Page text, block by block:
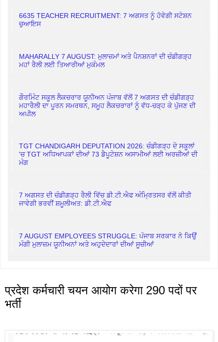
6635 TEACHER RECRUITMENT: 7 ਅਗਸਤ ਨੂੰ ਹੋਵੇਗੀ ਸਟੇਸ਼ਨ
ਚੁਆਇਸ
MAHARALLY 7 AUGUST: ਮੁਲਾਜ਼ਮਾਂ ਅਤੇ ਪੈਨਸ਼ਨਰਾਂ ਦੀ ਚੰਡੀਗੜ੍ਹ
ਮਹਾਂ ਰੈਲੀ ਲਈ ਤਿਆਰੀਆਂ ਮੁਕੰਮਲ
ਗੌਰਮਿੰਟ ਸਕੂਲ ਲੈਕਚਰਾਰ ਯੂਨੀਅਨ ਪੰਜਾਬ ਵੱਲੋਂ 7 ਅਗਸਤ ਦੀ ਚੰਡੀਗੜ੍ਹ
ਮਹਾਰੈਲੀ ਦਾ ਪੂਰਨ ਸਮਰਥਨ, ਸਮੂਹ ਲੈਕਚਰਾਰਾਂ ਨੂੰ ਵੱਧ-ਚੜ੍ਹ ਕੇ ਪੁੱਜਣ ਦੀ
ਅਪੀਲ
TGT CHANDIGARH DEPUTATION 2026: ਚੰਡੀਗੜ੍ਹ ਦੇ ਸਕੂਲਾਂ
'ਚ TGT ਅਧਿਆਪਕਾਂ ਦੀਆਂ 73 ਡੈਪੂਟੇਸ਼ਨ ਅਸਾਮੀਆਂ ਲਈ ਅਰਜ਼ੀਆਂ ਦੀ
ਮੰਗ
7 ਅਗਸਤ ਦੀ ਚੰਡੀਗੜ੍ਹ ਰੈਲੀ ਵਿੱਚ ਡੀ.ਟੀ.ਐਫ ਅੰਮ੍ਰਿਤਸਰ ਵੱਲੋਂ ਕੀਤੀ
ਜਾਵੇਗੀ ਭਰਵੀਂ ਸ਼ਮੂਲੀਅਤ: ਡੀ.ਟੀ.ਐਫ
7 AUGUST EMPLOYEES STRUGGLE: ਪੰਜਾਬ ਸਰਕਾਰ ਨੇ ਕਿਉਂ
ਮੰਗੀ ਮੁਲਾਜ਼ਮ ਯੂਨੀਅਨਾਂ ਅਤੇ ਅਹੁਦੇਦਾਰਾਂ ਦੀਆਂ ਸੂਚੀਆਂ
प्रदेश कर्मचारी चयन आयोग करेगा 290 पदों पर
भर्ती